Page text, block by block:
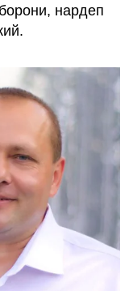
нардеп